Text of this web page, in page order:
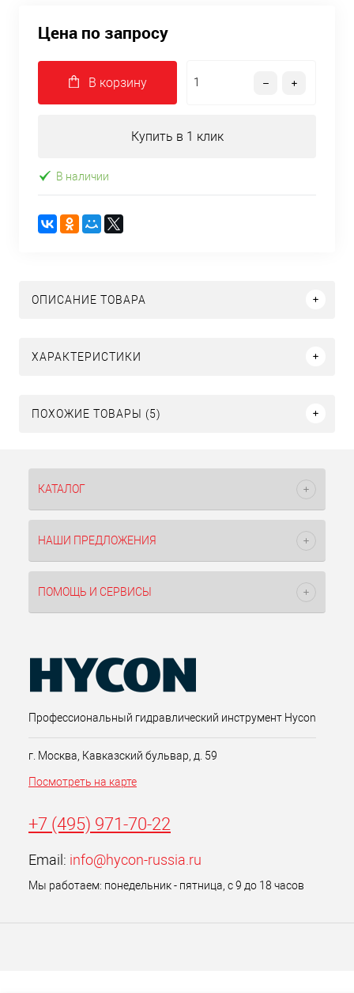
Цена по запросу
В корзину
Купить в 1 клик
В наличии
ОПИСАНИЕ ТОВАРА
ХАРАКТЕРИСТИКИ
ПОХОЖИЕ ТОВАРЫ (5)
КАТАЛОГ
НАШИ ПРЕДЛОЖЕНИЯ
ПОМОЩЬ И СЕРВИСЫ
Профессиональный гидравлический инструмент Hycon
г. Москва, Кавказский бульвар, д. 59
Посмотреть на карте
+7 (495) 971-70-22
Email: info@hycon-russia.ru
Мы работаем: понедельник - пятница, с 9 до 18 часов